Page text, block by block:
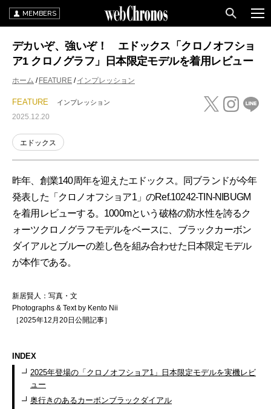
MEMBERS
デカいぞ、強いぞ！ エドックス「クロノオフショ
ア1 クロノグラフ」日本限定モデルを着用レビュー
ホーム FEATURE インプレッション
FEATURE インプレッション
2025.12.20
エドックス
昨年、創業140周年を迎えたエドックス。同ブランドが今年
発表した「クロノオフショア1」のRef.10242-TIN-NIBUGM
を着用レビューする。1000mという破格の防水性を誇るク
ォーツクロノグラフモデルをベースに、ブラックカーボン
ダイアルとブルーの差し色を組み合わせた日本限定モデル
が本作である。
新居賢人：写真・文
Photographs & Text by Kento Nii
［2025年12月20日公開記事］
INDEX
2025年登場の「クロノオフショア1」日本限定モデルを実機レビ
ュー
奥行きのあるカーボンブラックダイアル